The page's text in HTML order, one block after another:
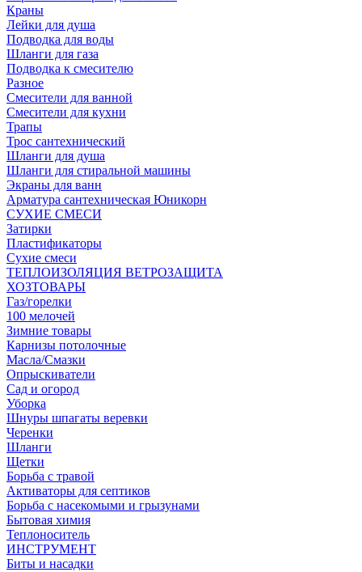
Краны
Лейки для душа
Подводка для воды
Шланги для газа
Подводка к смесителю
Разное
Смесители для ванной
Смесители для кухни
Трапы
Трос сантехнический
Шланги для душа
Шланги для стиральной машины
Экраны для ванн
Арматура сантехническая Юникорн
СУХИЕ СМЕСИ
Затирки
Пластификаторы
Сухие смеси
ТЕПЛОИЗОЛЯЦИЯ ВЕТРОЗАЩИТА
ХОЗТОВАРЫ
Газ/горелки
100 мелочей
Зимние товары
Карнизы потолочные
Масла/Смазки
Опрыскиватели
Сад и огород
Уборка
Шнуры шпагаты веревки
Черенки
Шланги
Щетки
Борьба с травой
Активаторы для септиков
Борьба с насекомыми и грызунами
Бытовая химия
Теплоноситель
ИНСТРУМЕНТ
Биты и насадки